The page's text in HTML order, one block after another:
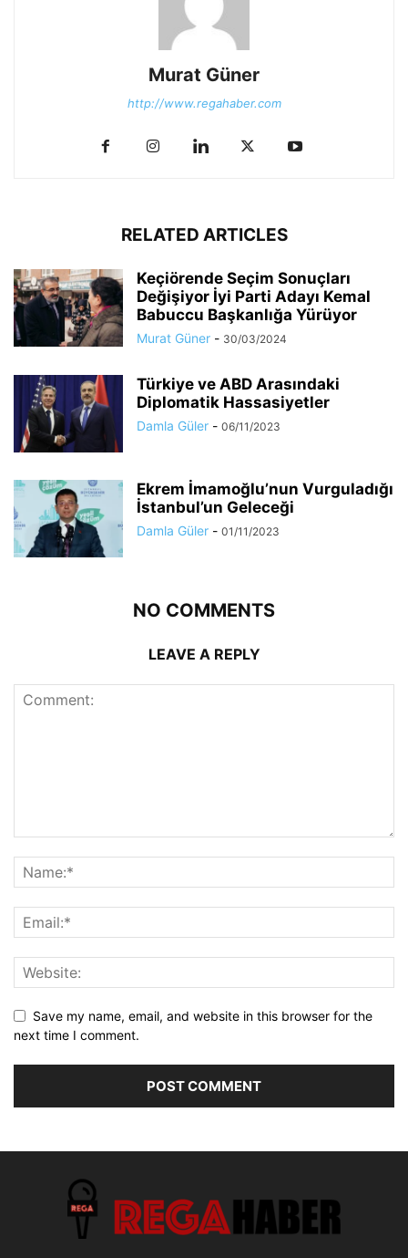
Murat Güner
http://www.regahaber.com
RELATED ARTICLES
Keçiörende Seçim Sonuçları
Değişiyor İyi Parti Adayı Kemal
Babuccu Başkanlığa Yürüyor
Murat Güner - 30/03/2024
Türkiye ve ABD Arasındaki
Diplomatik Hassasiyetler
Damla Güler - 06/11/2023
Ekrem İmamoğlu’nun Vurguladığı
İstanbul’un Geleceği
Damla Güler - 01/11/2023
NO COMMENTS
LEAVE A REPLY
Save my name, email, and website in this browser for the
next time I comment.